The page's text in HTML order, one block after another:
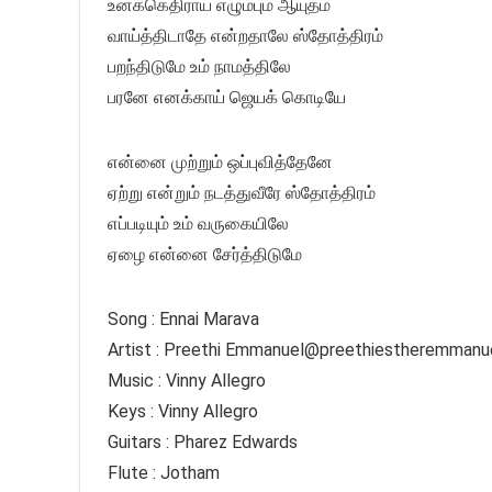
உனக்கெதிராய் எழும்பும் ஆயுதம்
வாய்த்திடாதே என்றதாலே ஸ்தோத்திரம்
பறந்திடுமே உம் நாமத்திலே
பரனே எனக்காய் ஜெயக் கொடியே
என்னை முற்றும் ஒப்புவித்தேனே
ஏற்று என்றும் நடத்துவீரே ஸ்தோத்திரம்
எப்படியும் உம் வருகையிலே
ஏழை என்னை சேர்த்திடுமே
Song : Ennai Marava
Artist : Preethi
Music : Vinny Allegro
Keys : Vinny Allegro
Guitars : Pharez Edwards
Flute : Jotham